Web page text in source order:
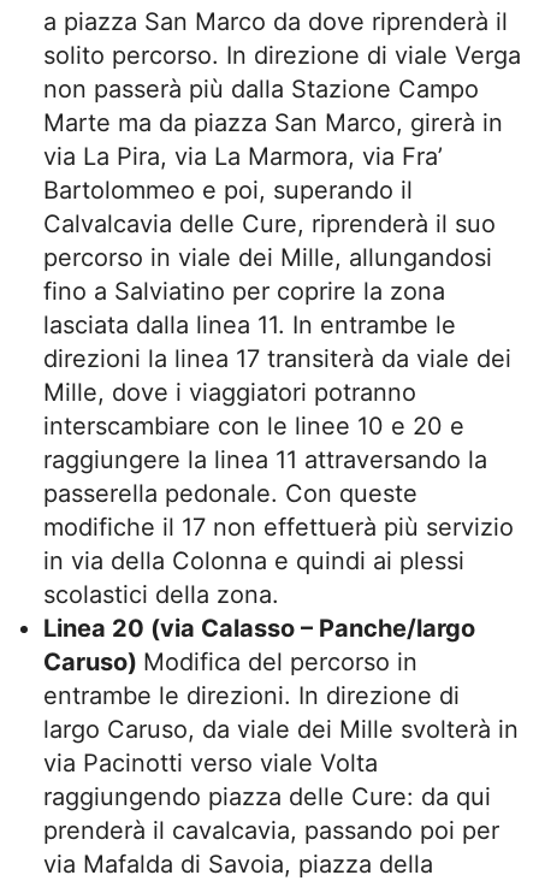
a piazza San Marco da dove riprenderà il
solito percorso. In direzione di viale Verga
non passerà più dalla Stazione Campo
Marte ma da piazza San Marco, girerà in
via La Pira, via La Marmora, via Fra’
Bartolommeo e poi, superando il
Calvalcavia delle Cure, riprenderà il suo
percorso in viale dei Mille, allungandosi
fino a Salviatino per coprire la zona
lasciata dalla linea 11. In entrambe le
direzioni la linea 17 transiterà da viale dei
Mille, dove i viaggiatori potranno
interscambiare con le linee 10 e 20 e
raggiungere la linea 11 attraversando la
passerella pedonale. Con queste
modifiche il 17 non effettuerà più servizio
in via della Colonna e quindi ai plessi
scolastici della zona.
Linea 20 (via Calasso – Panche/largo
Caruso) Modifica del percorso in
entrambe le direzioni. In direzione di
largo Caruso, da viale dei Mille svolterà in
via Pacinotti verso viale Volta
raggiungendo piazza delle Cure: da qui
prenderà il cavalcavia, passando poi per
via Mafalda di Savoia, piazza della